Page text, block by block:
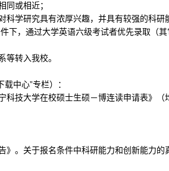
同或相近；
学研究具有浓厚兴趣，并具有较强的科研
下，通过大学英语六级考试者优先录取（
等转入我校。
中心”专栏）：
技大学在校硕士生硕－博连读申请表》（
》。关于报名条件中科研能力和创新能力的